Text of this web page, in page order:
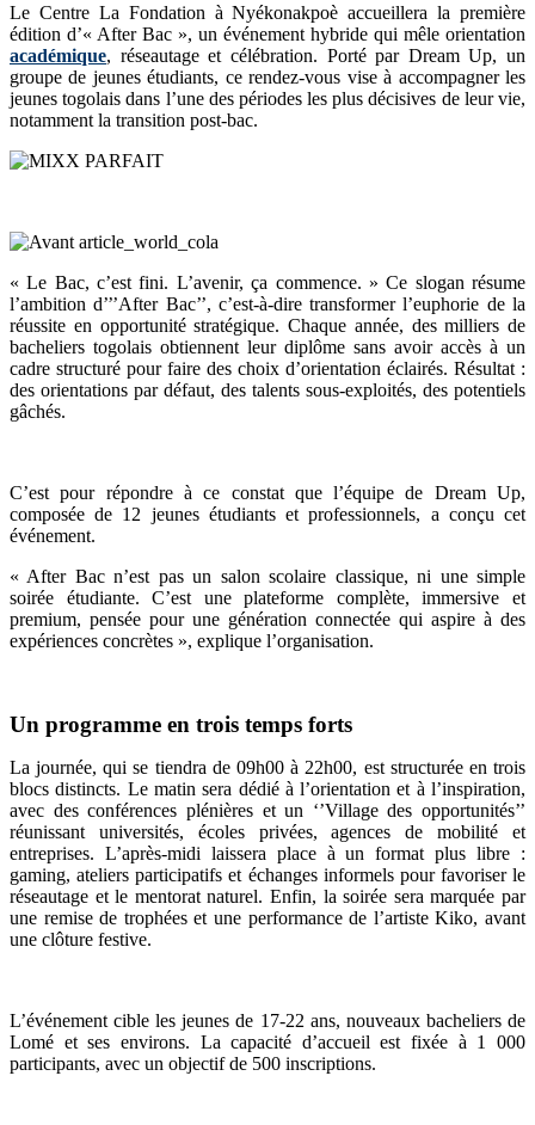
Le Centre La Fondation à Nyékonakpoè accueillera la première
édition d’« After Bac », un événement hybride qui mêle orientation
académique, réseautage et célébration. Porté par Dream Up, un
groupe de jeunes étudiants, ce rendez-vous vise à accompagner les
jeunes togolais dans l’une des périodes les plus décisives de leur vie,
notamment la transition post-bac.
« Le Bac, c’est fini. L’avenir, ça commence. » Ce slogan résume
l’ambition d’’’After Bac’’, c’est-à-dire transformer l’euphorie de la
réussite en opportunité stratégique. Chaque année, des milliers de
bacheliers togolais obtiennent leur diplôme sans avoir accès à un
cadre structuré pour faire des choix d’orientation éclairés. Résultat :
des orientations par défaut, des talents sous-exploités, des potentiels
gâchés.
C’est pour répondre à ce constat que l’équipe de Dream Up,
composée de 12 jeunes étudiants et professionnels, a conçu cet
événement.
« After Bac n’est pas un salon scolaire classique, ni une simple
soirée étudiante. C’est une plateforme complète, immersive et
premium, pensée pour une génération connectée qui aspire à des
expériences concrètes », explique l’organisation.
Un programme en trois temps forts
La journée, qui se tiendra de 09h00 à 22h00, est structurée en trois
blocs distincts. Le matin sera dédié à l’orientation et à l’inspiration,
avec des conférences plénières et un ‘’Village des opportunités’’
réunissant universités, écoles privées, agences de mobilité et
entreprises. L’après-midi laissera place à un format plus libre :
gaming, ateliers participatifs et échanges informels pour favoriser le
réseautage et le mentorat naturel. Enfin, la soirée sera marquée par
une remise de trophées et une performance de l’artiste Kiko, avant
une clôture festive.
L’événement cible les jeunes de 17-22 ans, nouveaux bacheliers de
Lomé et ses environs. La capacité d’accueil est fixée à 1 000
participants, avec un objectif de 500 inscriptions.